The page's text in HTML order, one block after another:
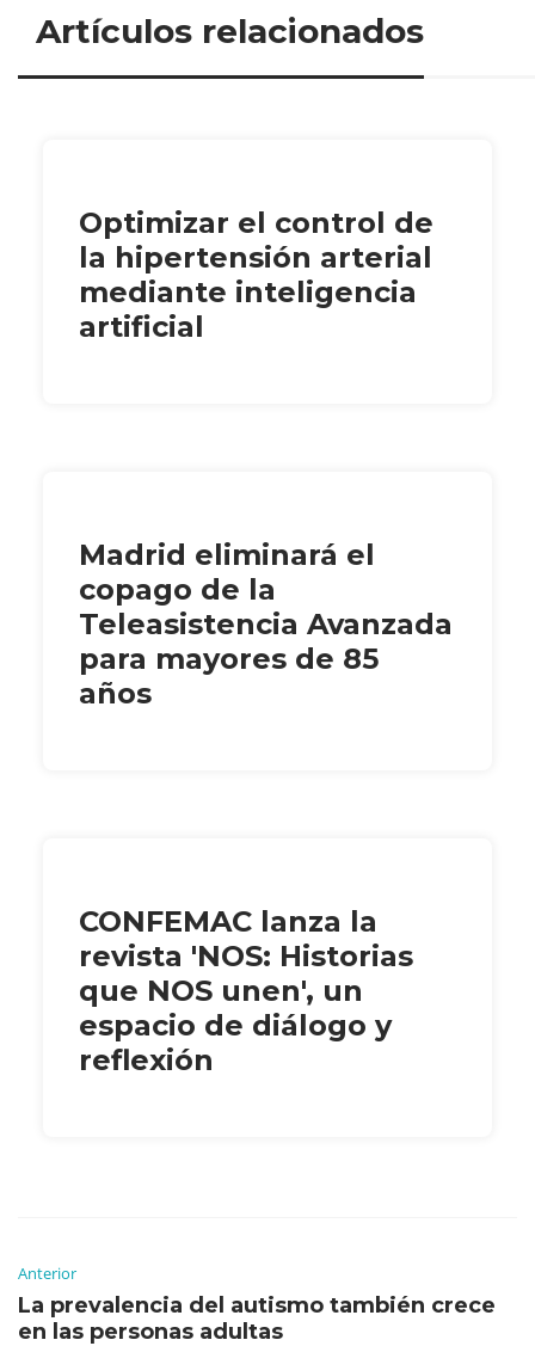
Artículos relacionados
Optimizar el control de
la hipertensión arterial
mediante inteligencia
artificial
Madrid eliminará el
copago de la
Teleasistencia Avanzada
para mayores de 85
años
CONFEMAC lanza la
revista 'NOS: Historias
que NOS unen', un
espacio de diálogo y
reflexión
Anterior
La prevalencia del autismo también crece
en las personas adultas